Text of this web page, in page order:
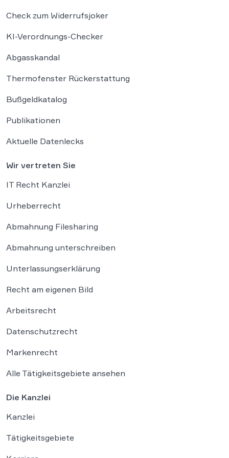
Check zum Widerrufsjoker
KI-Verordnungs-Checker
Abgasskandal
Thermofenster Rückerstattung
Bußgeldkatalog
Publikationen
Aktuelle Datenlecks
Wir vertreten Sie
IT Recht Kanzlei
Urheberrecht
Abmahnung Filesharing
Abmahnung unterschreiben
Unterlassungserklärung
Recht am eigenen Bild
Arbeitsrecht
Datenschutzrecht
Markenrecht
Alle Tätigkeitsgebiete ansehen
Die Kanzlei
Kanzlei
Tätigkeitsgebiete